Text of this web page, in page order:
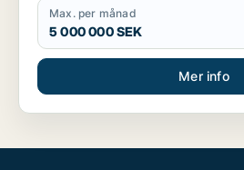
Max. per månad
5 000 000 SEK
Mer info